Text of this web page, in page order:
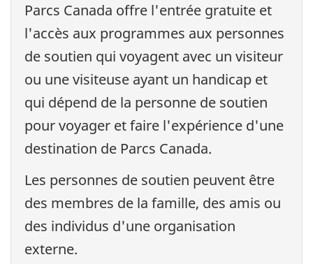
Parcs Canada offre l'entrée gratuite et
l'accès aux programmes aux personnes
de soutien qui voyagent avec un visiteur
ou une visiteuse ayant un handicap et
qui dépend de la personne de soutien
pour voyager et faire l'expérience d'une
destination de Parcs Canada.
Les personnes de soutien peuvent être
des membres de la famille, des amis ou
des individus d'une organisation
externe.